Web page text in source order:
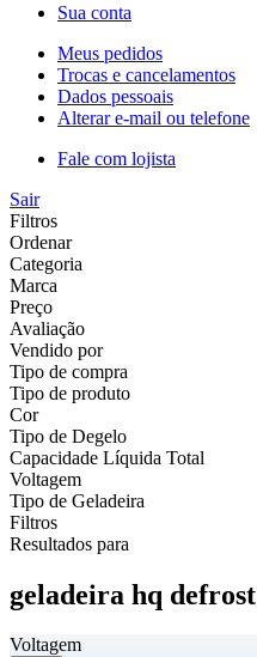
Sua conta
Meus pedidos
Trocas e cancelamentos
Dados pessoais
Alterar e-mail ou telefone
Fale com lojista
Sair
Filtros
Ordenar
Categoria
Marca
Preço
Avaliação
Vendido por
Tipo de compra
Tipo de produto
Cor
Tipo de Degelo
Capacidade Líquida Total
Voltagem
Tipo de Geladeira
Filtros
Resultados para
geladeira hq defrost
Voltagem